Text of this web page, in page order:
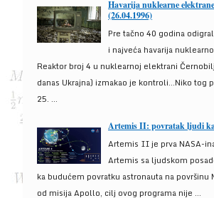
Havarija nuklearne
(26.04.1996)
Pre tačno 40 godina
i najveća havarija
Reaktor broj 4 u nuklearnoj elektrani
danas Ukrajna) izmakao je kontroli...Niko tog
25. ...
Artemis II: povratak ljudi
Artemis II je prva NASA-
Artemis sa ljudskom
ka budućem povratku astronauta na površinu
od misija Apollo, cilj ovog programa nije ...